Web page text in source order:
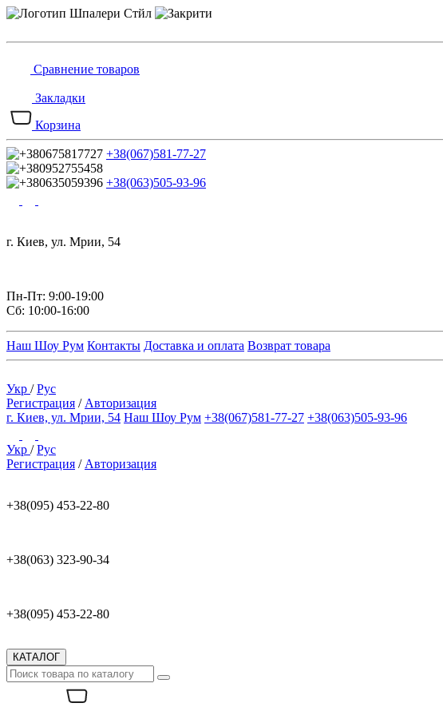
Сравнение товаров
Закладки
Корзина
+38(067)581-77-27
+38(063)505-93-96
г. Киев, ул. Мрии, 54
Пн-Пт: 9:00-19:00
Сб: 10:00-16:00
Наш Шоу Рум Контакты Доставка и оплата Возврат товара
Укр /Рус
Регистрация / Авторизация
г. Киев, ул. Мрии, 54 Наш Шоу Рум +38(067)581-77-27 +38(063)505-93-96
Укр /Рус
Регистрация / Авторизация
+38(095) 453-22-80
+38(063) 323-90-34
+38(095) 453-22-80
КАТАЛОГ